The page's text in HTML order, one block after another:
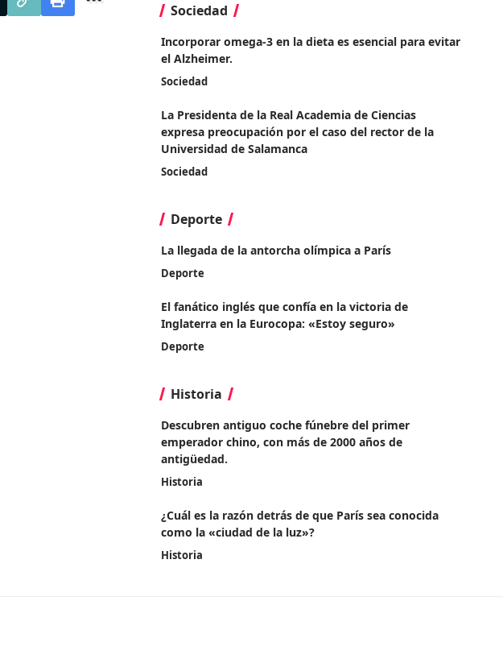
Sociedad
Incorporar omega-3 en la dieta es esencial para evitar
el Alzheimer.
Sociedad
La Presidenta de la Real Academia de Ciencias
expresa preocupación por el caso del rector de la
Universidad de Salamanca
Sociedad
Deporte
La llegada de la antorcha olímpica a París
Deporte
El fanático inglés que confía en la victoria de
Inglaterra en la Eurocopa: «Estoy seguro»
Deporte
Historia
Descubren antiguo coche fúnebre del primer
emperador chino, con más de 2000 años de
antigüedad.
Historia
¿Cuál es la razón detrás de que París sea conocida
como la «ciudad de la luz»?
Historia